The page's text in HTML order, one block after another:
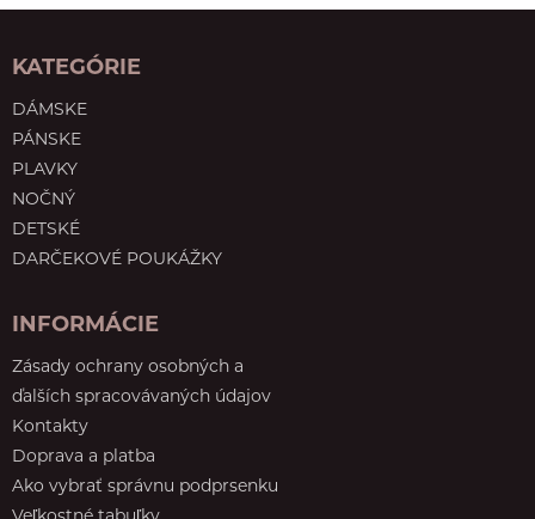
KATEGÓRIE
DÁMSKE
PÁNSKE
PLAVKY
NOČNÝ
DETSKÉ
DARČEKOVÉ POUKÁŽKY
INFORMÁCIE
Zásady ochrany osobných a
ďalších spracovávaných údajov
Kontakty
Doprava a platba
Ako vybrať správnu podprsenku